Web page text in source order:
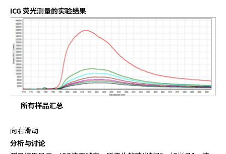
ICG 荧光测量的实验结果
所有样品汇总
向右滑动
分析与讨论